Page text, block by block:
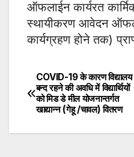
ऑफलाईन कार्यरत
स्थायीकरण आवेदन
कार्यग्रहण होने तक)
Post
navigation
COVID-19 के कारण विद्यालय
बन्द रहने की अवधि में विद्यार्थियों
को मिड डे मील योजनान्तर्गत
खाद्यान्न (गेहू /चावल) वितरण